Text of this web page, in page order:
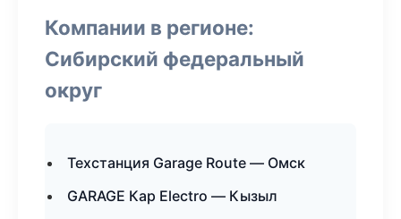
Компании в регионе:
Сибирский федеральный
округ
Техстанция Garage Route — Омск
GARAGE Кар Electro — Кызыл